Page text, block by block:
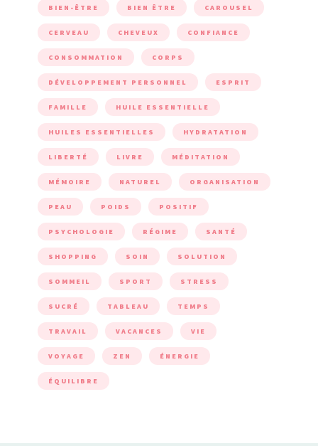
BIEN-ÊTRE BIEN ÊTRE CAROUSEL
CERVEAU CHEVEUX CONFIANCE
CONSOMMATION CORPS
DÉVELOPPEMENT PERSONNEL ESPRIT
FAMILLE HUILE ESSENTIELLE
HUILES ESSENTIELLES HYDRATATION
LIBERTÉ LIVRE MÉDITATION
MÉMOIRE NATUREL ORGANISATION
PEAU POIDS POSITIF
PSYCHOLOGIE RÉGIME SANTÉ
SHOPPING SOIN SOLUTION
SOMMEIL SPORT STRESS
SUCRÉ TABLEAU TEMPS
TRAVAIL VACANCES VIE
VOYAGE ZEN ÉNERGIE
ÉQUILIBRE